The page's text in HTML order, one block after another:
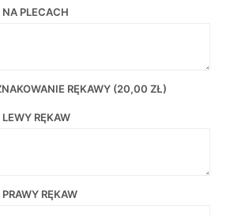
PLECACH
RĘKAWY (20,00 ZŁ)
RĘKAW
RĘKAW